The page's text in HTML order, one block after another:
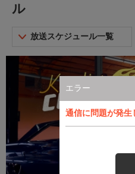
エラー
通信に問題が発
ル
放送スケジュール一覧